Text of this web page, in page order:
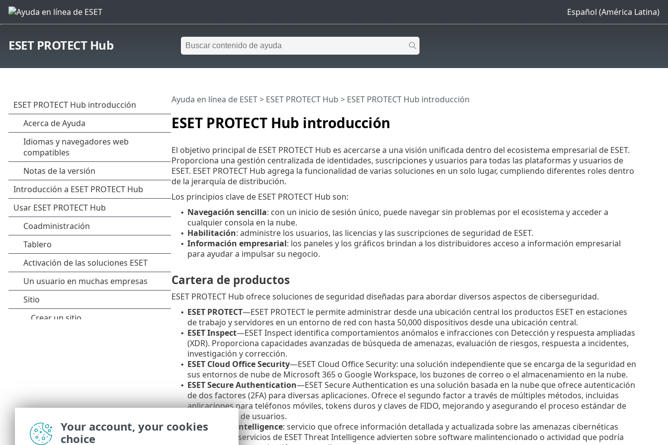
Español (América Latina)
ESET PROTECT Hub
ESET PROTECT Hub introducción
Ayuda en línea de ESET> ESET PROTECT Hub > ESET PROTECT Hub introducción
El objetivo principal de ESET PROTECT Hub es acercarse a una visión unificada dentro del ecosistema empresarial de ESET.
Proporciona una gestión centralizada de identidades, suscripciones y usuarios para todas las plataformas y usuarios de
ESET. ESET PROTECT Hub agrega la funcionalidad de varias soluciones en un solo lugar, cumpliendo diferentes roles dentro
de la jerarquía de distribución.
Los principios clave de ESET PROTECT Hub son:
• Navegación sencilla: con un inicio de sesión único, puede navegar sin problemas por el ecosistema y acceder a
cualquier consola en la nube.
• Habilitación: administre los usuarios, las licencias y las suscripciones de seguridad de ESET.
• Información empresarial: los paneles y los gráficos brindan a los distribuidores acceso a información empresarial
para ayudar a impulsar su negocio.
Cartera de productos
ESET PROTECT Hub ofrece soluciones de seguridad diseñadas para abordar diversos aspectos de ciberseguridad.
• ESET PROTECT—ESET PROTECT le permite administrar desde una ubicación central los productos ESET en estaciones
de trabajo y servidores en un entorno de red con hasta 50,000 dispositivos desde una ubicación central.
• ESET Inspect—ESET Inspect identifica comportamientos anómalos e infracciones con Detección y respuesta ampliadas
(XDR). Proporciona capacidades avanzadas de búsqueda de amenazas, evaluación de riesgos, respuesta a incidentes,
investigación y corrección.
• ESET Cloud Office Security—ESET Cloud Office Security: una solución independiente que se encarga de la seguridad en
sus entornos de nube de Microsoft 365 o Google Workspace, los buzones de correo o el almacenamiento en la nube.
• ESET Secure Authentication—ESET Secure Authentication es una solución basada en la nube que ofrece autenticación
de dos factores (2FA) para diversas aplicaciones. Ofrece el segundo factor a través de múltiples métodos, incluidas
aplicaciones para teléfonos móviles, tokens duros y claves de FIDO, mejorando y asegurando el proceso estándar de
autenticación de usuarios.
• ESET Threat Intelligence: servicio que ofrece información detallada y actualizada sobre las amenazas cibernéticas
globales. Los servicios de ESET Threat Intelligence advierten sobre software malintencionado o actividad que podría
Your account, your cookies
choice